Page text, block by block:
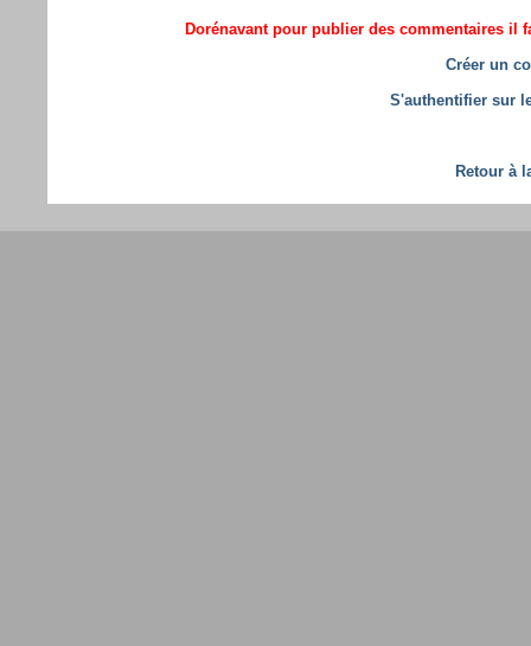
Dorénavant pour publier des commentaires il
Créer un
S'authentifier sur
Retour à